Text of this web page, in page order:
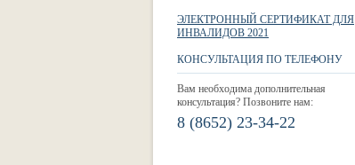
ЭЛЕКТРОННЫЙ СЕРТИФИКАТ ДЛЯ
ИНВАЛИДОВ 2021
КОНСУЛЬТАЦИЯ ПО ТЕЛЕФОНУ
Вам необходима дополнительная
консультация? Позвоните нам:
8 (8652) 23-34-22